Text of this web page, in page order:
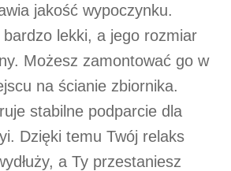
jakość wypoczynku.
bardzo lekki, a jego rozmiar
Możesz zamontować go w
na ścianie zbiornika.
stabilne podparcie dla
Dzięki temu Twój relaks
a Ty przestaniesz